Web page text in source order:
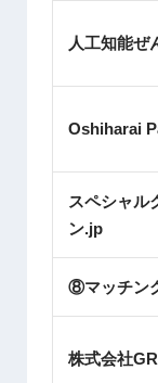
人工知能ぜ
Oshiharai
スペシャル
ン.jp
⑧マッチン
株式会社